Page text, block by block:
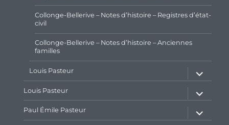
Collonge-Bellerive – Notes d’histoire – Registres d’état-
civil
Collonge-Bellerive – Notes d’histoire – Anciennes
familles
Louis Pasteur
sous-
menu
Louis Pasteur
ouvrir
sous-
menu
Paul Émile Pasteur
sous-